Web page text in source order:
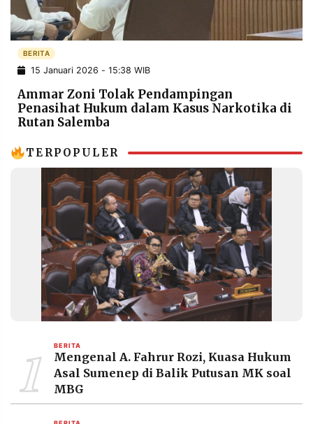
POLICY WARGA
INFORMASI
IKLAN
KIRIM
PENGADUAN TERM
OF
SERVICE
IKUTI
RESOLUSI
MEDIA
©
Resolusi.co
-
BERITA
15 Januari 2026 - 15:38 WIB
Ammar Zoni Tolak Pendampingan
Penasihat Hukum dalam Kasus Narkotika di
Rutan Salemba
TERPOPULER
1 BERITA
Mengenal A. Fahrur Rozi, Kuasa Hukum
Asal Sumenep di Balik Putusan MK soal
MBG